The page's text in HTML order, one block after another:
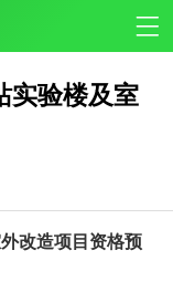
实验楼及室
改造项目 资格预